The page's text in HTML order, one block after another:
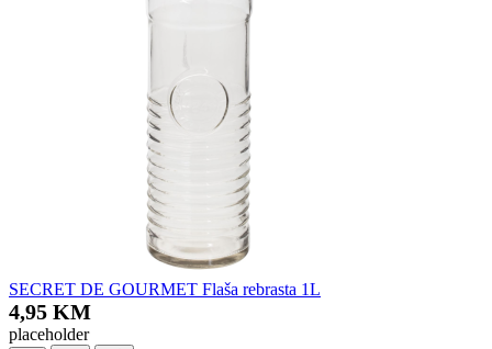
SECRET DE GOURMET Flaša rebrasta 1L
4,95 KM
placeholder